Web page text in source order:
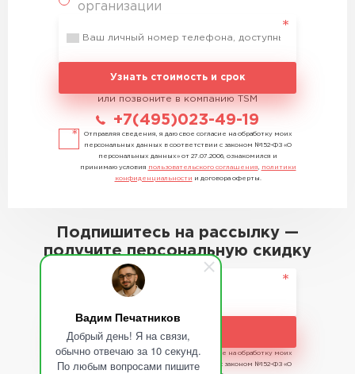
Вадим Печатников
Добрый день! Я на связи,
обычно отвечаю за 10 секунд.
По любым вопросами пишите
организации
Узнать стоимость и срок
или позвоните в компанию TSM
+7(495)023-49-19
Отправляя сведения, я даю свое согласие на обработку моих
персональных данных в соответствии с законом №152-ФЗ «О
персональных данных» от 27.07.2006, ознакомился и
принимаю условия пользовательского соглашения
политики
конфиденциальности и договора оферты.
Подпишитесь на рассылку —
получите персональную скидку
Отправляя сведения, я даю свое согласие на обработку моих
персональных данных в соответствии с законом №152-ФЗ «О